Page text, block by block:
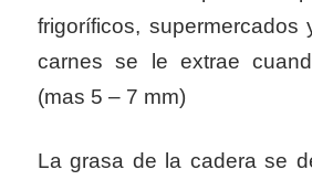
frigoríficos, supermercados
carnes se le extrae
(mas 5 – 7 mm)
La grasa de la cadera se